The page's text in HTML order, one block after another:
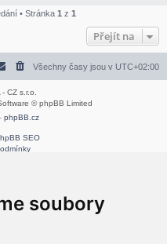
soubory
• Stránka 1 z 1
Přejít na
Všechny časy jsou v UTC+02:00
CZ s.r.o.
© phpBB Limited
phpBB.cz
SEO